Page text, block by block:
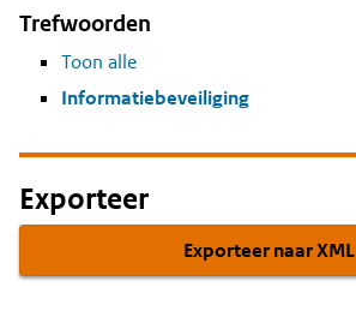
Trefwoorden
Toon alle
Informatiebeveiliging
Exporteer
Exporteer naar XML